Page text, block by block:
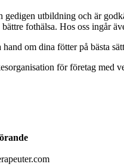
gedigen utbildning och är
fothälsa. Hos oss ingår
om dina fötter på bästa
för företag med